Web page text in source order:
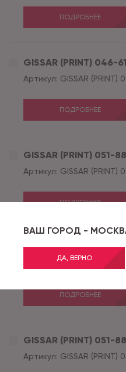
ВАШ ГОРОД -
ДА, ВЕРНО
ПОДРОБНЕЕ
GISSAR (PRINT) 046-
Артикул: GISSAR (PRINT)
ПОДРОБНЕЕ
GISSAR (PRINT) 051-
Артикул: GISSAR (PRINT)
ПОДРОБНЕЕ
GISSAR (PRINT) 051-
Артикул: GISSAR (PRINT)
ПОДРОБНЕЕ
GISSAR (PRINT) 051-
Артикул: GISSAR (PRINT)